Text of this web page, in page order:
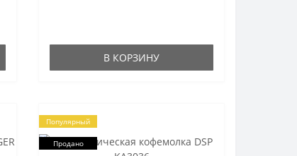
В КОРЗИНУ
Популярный
Продано